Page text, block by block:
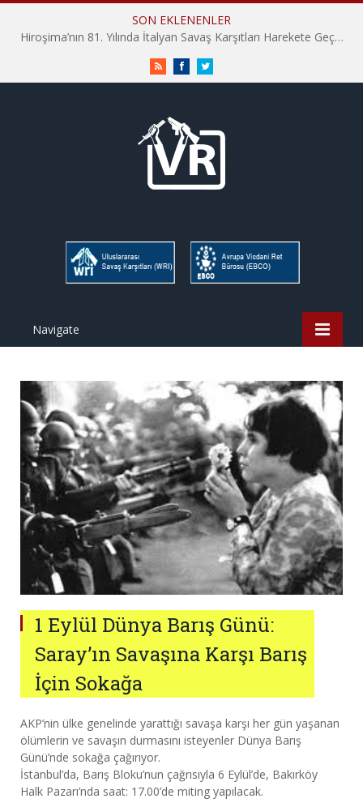
SON EKLENENLER
Hiroşima’nın 81. Yılında İtalyan Savaş Karşıtları Harekete Geçti: “Hatırlamak yeterli değil”
RSS FacebookTwitter
Navigate
1 Eylül Dünya Barış Günü:
Saray’ın Savaşına Karşı Barış
İçin Sokağa
AKP’nin ülke genelinde yarattığı savaşa karşı her gün yaşanan
ölümlerin ve savaşın durmasını isteyenler Dünya Barış
Günü’nde sokağa çağırıyor.
İstanbul’da, Barış Bloku’nun çağrısıyla 6 Eylül’de, Bakırköy
Halk Pazarı’nda saat: 17.00’de miting yapılacak.